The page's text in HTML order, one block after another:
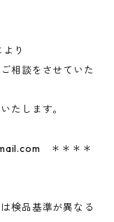
り
相談をさせていた
たします。
＊＊＊＊
検品基準が異なる